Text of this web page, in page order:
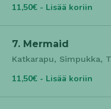
11,50€ - Lisää koriin
7. Mermaid
Katkarapu, Simpukka,
11,50€ - Lisää koriin